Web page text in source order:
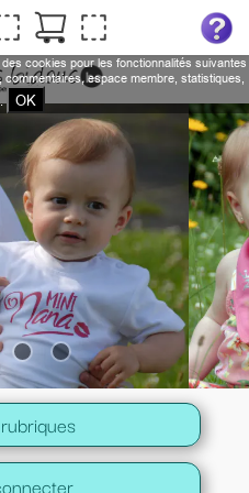
cookies pour les fonctionnalités suivantes
espace membre, statistiques,
OK